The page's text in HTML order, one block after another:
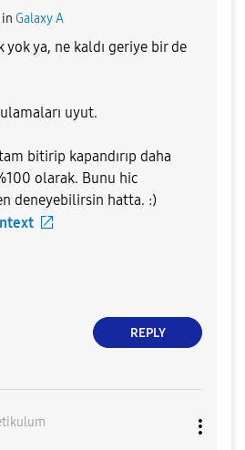
in Galaxy A
yok ya, ne kaldı geriye bir de
uyut.
bitirip kapandırıp daha
olarak. Bunu hic
deneyebilirsin hatta. :)
REPLY
kulum